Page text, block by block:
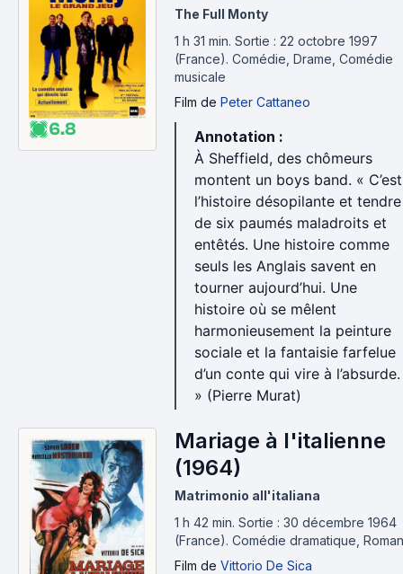
6.8
The Full Monty
1 h 31 min. Sortie : 22 octobre 1997
(France). Comédie, Drame, Comédie
musicale
Film de Peter Cattaneo
Annotation :
À Sheffield, des chômeurs
montent un boys band. « C’est
l’histoire désopilante et tendre
de six paumés maladroits et
entêtés. Une histoire comme
seuls les Anglais savent en
tourner aujourd’hui. Une
histoire où se mêlent
harmonieusement la peinture
sociale et la fantaisie farfelue
d’un conte qui vire à l’absurde.
» (Pierre Murat)
Mariage à l'italienne
(1964)
Matrimonio all'italiana
1 h 42 min. Sortie : 30 décembre 1964
(France). Comédie dramatique,
Film de Vittorio De Sica